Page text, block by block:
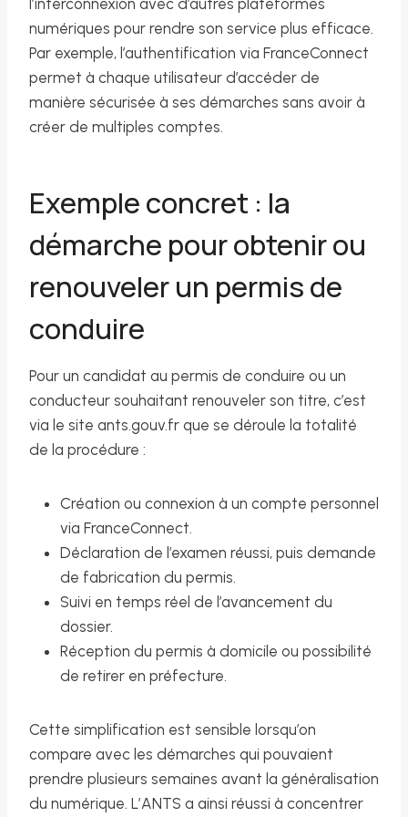
numériques pour rendre son service plus efficace.
Par exemple, l’authentification via FranceConnect
permet à chaque utilisateur d’accéder de
manière sécurisée à ses démarches sans avoir à
créer de multiples comptes.
Exemple concret : la
démarche pour obtenir ou
renouveler un permis de
conduire
Pour un candidat au permis de conduire ou un
conducteur souhaitant renouveler son titre, c’est
via le site ants.gouv.fr que se déroule la totalité
de la procédure :
Création ou connexion à un compte personnel
via FranceConnect.
Déclaration de l’examen réussi, puis demande
de fabrication du permis.
Suivi en temps réel de l’avancement du
dossier.
Réception du permis à domicile ou possibilité
de retirer en préfecture.
Cette simplification est sensible lorsqu’on
compare avec les démarches qui pouvaient
prendre plusieurs semaines avant la généralisation
du numérique. L’ANTS a ainsi réussi à concentrer